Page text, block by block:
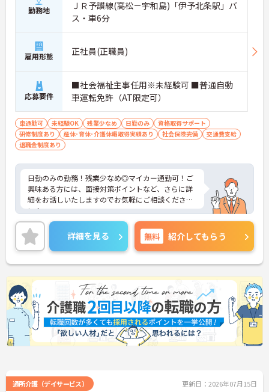
勤務地
ＪＲ予讃線(高松－宇和島)「伊予北条駅」バ
ス・車6分
雇用形態 正社員(正職員)
応募要件
■社会福祉主事任用※未経験可 ■普通自動
車運転免許（AT限定可）
車通勤可 未経験OK 残業少なめ 日勤のみ
資格取得サポート
研修制度あり
産休･育休･介護休暇取得実績あり 社会保険完備
交通費支給
退職金制度あり
日勤のみの勤務！残業少なめ◎マイカー通勤可！ご
興味ある方には、面接対策ポイントなど、さらに詳
細をお話しいたしますのでお気軽にご相談くださ
い！
詳細を見る 無料 紹介してもらう
通所介護（デイサービス） 更新日：2026年07月15日